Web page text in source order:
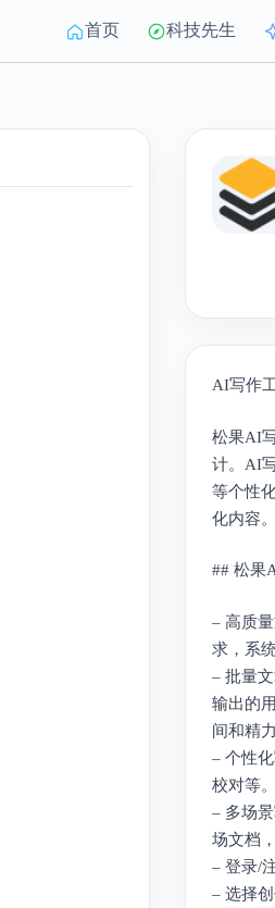
首页 科技先生
AI写作
松果AI
计。AI
等个性
化内容。
## 松果
– 高质
求，系
– 批量
输出的
间和精力
– 个性
校对等
– 多场
场文档
– 登录/
– 选择